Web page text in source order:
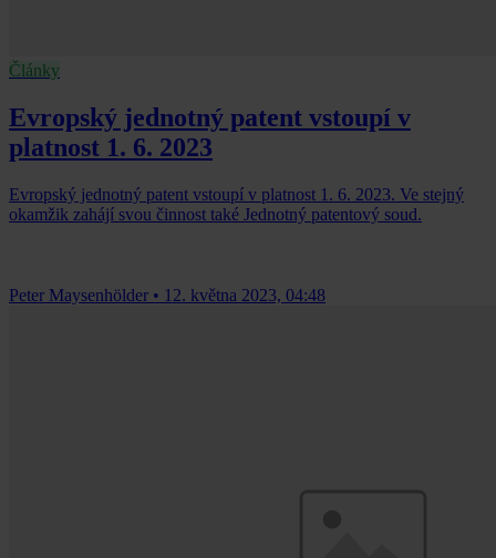
Články
Evropský jednotný patent vstoupí v
platnost 1. 6. 2023
Evropský jednotný patent vstoupí v platnost 1. 6. 2023. Ve stejný
okamžik zahájí svou činnost také Jednotný patentový soud.
Peter Maysenhölder • 12. května 2023, 04:48